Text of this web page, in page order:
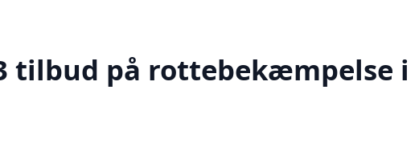
tilbud på rottebekæmpelse i